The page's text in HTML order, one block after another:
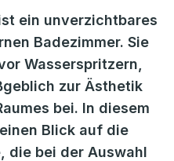
ein unverzichtbares
Badezimmer. Sie
Wasserspritzern,
zur Ästhetik
bei. In diesem
Blick auf die
die bei der Auswahl